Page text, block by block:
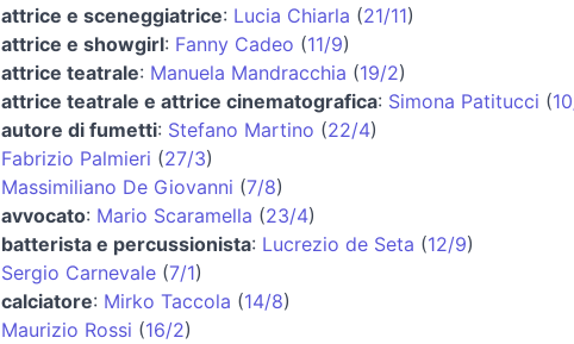
attrice e sceneggiatrice: Lucia Chiarla (21/11)
attrice e showgirl: Fanny Cadeo (11/9)
attrice teatrale: Manuela Mandracchia (19/2)
attrice teatrale e attrice cinematografica: Simona Patitucci (
autore di fumetti: Stefano Martino (22/4)
Fabrizio Palmieri (27/3)
Massimiliano De Giovanni (7/8)
avvocato: Mario Scaramella (23/4)
batterista e percussionista: Lucrezio de Seta (12/9)
Sergio Carnevale(7/1)
calciatore: Mirko Taccola (14/8)
Maurizio Rossi (16/2)